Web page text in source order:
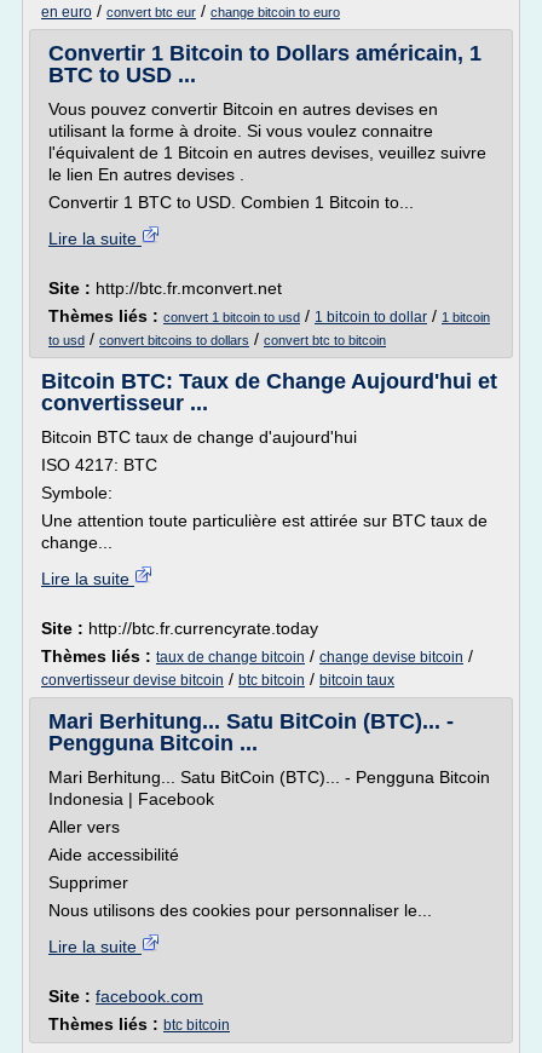
en euro / convert btc eur / change bitcoin to euro
Convertir 1 Bitcoin to Dollars américain, 1
BTC to USD ...
Vous pouvez convertir Bitcoin en autres devises en
utilisant la forme à droite. Si vous voulez connaitre
l'équivalent de 1 Bitcoin en autres devises, veuillez suivre
le lien En autres devises .
Convertir 1 BTC to USD. Combien 1 Bitcoin to...
Lire la suite
Site : http://btc.fr.mconvert.net
Thèmes liés : convert 1 bitcoin to usd / 1 bitcoin to dollar / 1 bitcoin
to usd / convert bitcoins to dollars / convert btc to bitcoin
Bitcoin BTC: Taux de Change Aujourd'hui et
convertisseur ...
Bitcoin BTC taux de change d'aujourd'hui
ISO 4217: BTC
Symbole:
Une attention toute particulière est attirée sur BTC taux de
change...
Lire la suite
Site : http://btc.fr.currencyrate.today
Thèmes liés : taux de change bitcoin / change devise bitcoin /
convertisseur devise bitcoin / btc bitcoin / bitcoin taux
Mari Berhitung... Satu BitCoin (BTC)... -
Pengguna Bitcoin ...
Mari Berhitung... Satu BitCoin (BTC)... - Pengguna Bitcoin
Indonesia | Facebook
Aller vers
Aide accessibilité
Supprimer
Nous utilisons des cookies pour personnaliser le...
Lire la suite
Site : facebook.com
Thèmes liés : btc bitcoin